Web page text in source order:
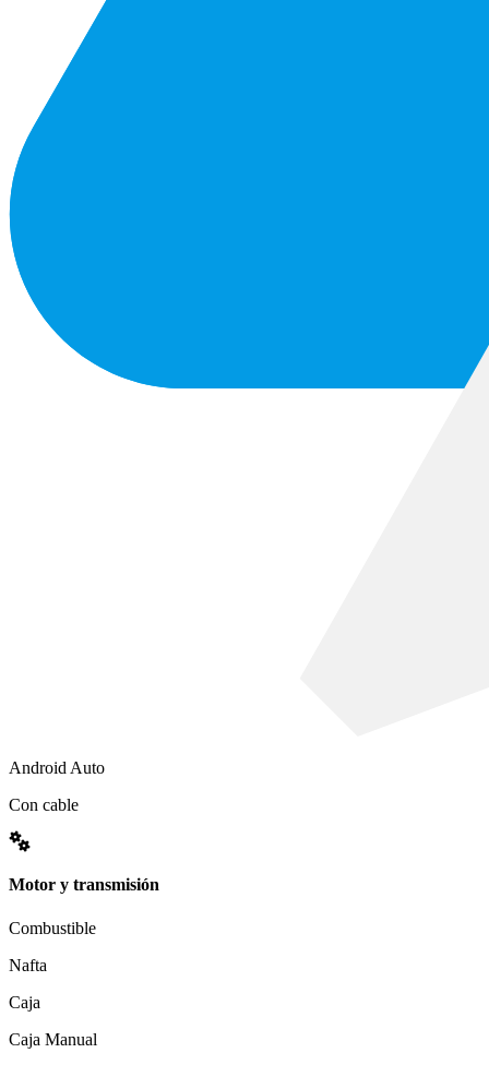
Android Auto
Con cable
Motor y transmisión
Combustible
Nafta
Caja
Caja Manual